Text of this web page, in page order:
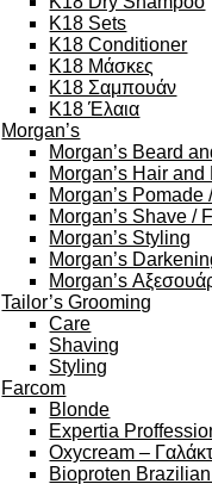
K18 Sets
K18 Conditioner
K18 Μάσκες
K18 Σαμπουάν
K18 Έλαια
Morgan’s
Morgan’s Beard
Morgan’s Hair and
Morgan’s Pomade
Morgan’s Shave /
Morgan’s Styling
Morgan’s
Morgan’s
Tailor’s Grooming
Care
Shaving
Styling
Farcom
Blonde
Expertia
Oxycream –
Bioproten